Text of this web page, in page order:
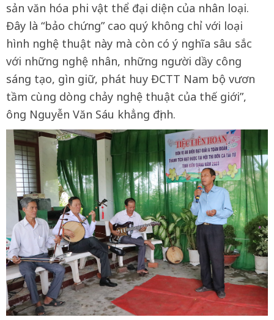
sản văn hóa phi vật thể đại diện của nhân loại.
Đây là “bảo chứng” cao quý không chỉ với loại
hình nghệ thuật này mà còn có ý nghĩa sâu sắc
với những nghệ nhân, những người dầy công
sáng tạo, gìn giữ, phát huy ĐCTT Nam bộ vươn
tầm cùng dòng chảy nghệ thuật của thế giới”,
ông Nguyễn Văn Sáu khẳng định.